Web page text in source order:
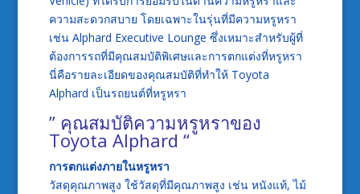
ความสะดวกสบาย โดยเฉพาะในรุ่นที่มีความหรูหรา
เช่น Alphard Executive Lounge ซึ่งเหมาะสำหรับผู้ที่
ต้องการรถที่มีคุณสมบัติพิเศษและการตกแต่งที่หรูหรา
นี่คือรายละเอียดของคุณสมบัติที่ทำให้ Toyota
Alphard เป็นรถยนต์ที่หรูหรา
” คุณสมบัติความหรูหราของ
Toyota Alphard “
การตกแต่งภายในหรูหรา
วัสดุคุณภาพสูง ใช้วัสดุที่มีคุณภาพสูง เช่น หนังแท้, ไม้